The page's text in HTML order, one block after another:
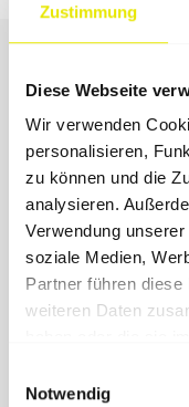
Zustimmung
Diese Webseite
Wir verwenden
personalisieren,
zu können und die
analysieren.
Verwendung
soziale Medien,
Partner führen
weiteren Daten
Notwendig